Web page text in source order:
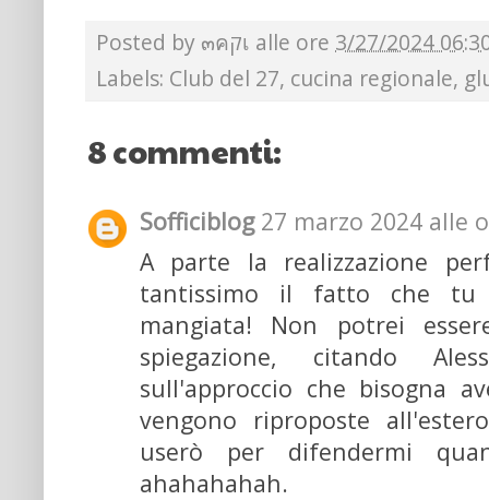
Posted by ๓คקเ alle ore 3/27/2024
Labels: Club del 27, cucina regionale,
8 commenti:
Sofficiblog 27 marzo 2024 alle
A parte la realizzazione
tantissimo il fatto che tu
mangiata! Non potrei
spiegazione, citando
sull'approccio che bisogna
vengono riproposte
userò per difendermi
ahahahahah.